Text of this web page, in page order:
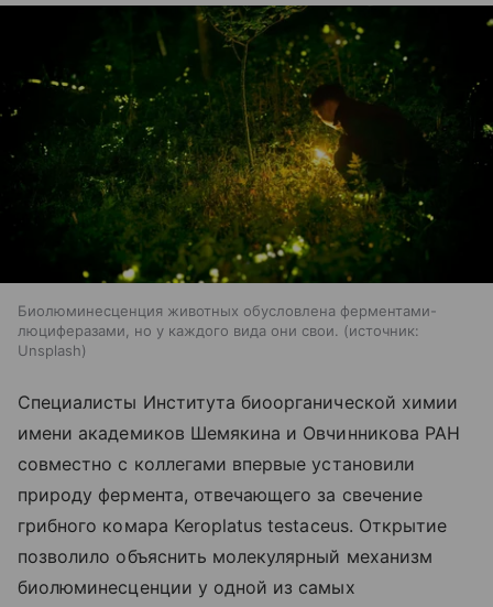
Биолюминесценция животных обусловлена ферментами-
люциферазами, но у каждого вида они свои.
источник:
Unsplash
Специалисты Института биоорганической химии
имени академиков Шемякина и Овчинникова РАН
совместно с коллегами впервые установили
природу фермента, отвечающего за свечение
грибного комара Keroplatus testaceus. Открытие
позволило объяснить молекулярный механизм
биолюминесценции у одной из самых